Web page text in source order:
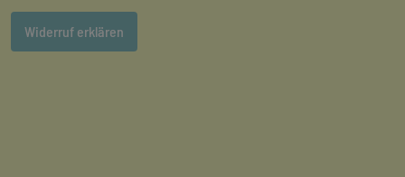
Widerruf erklären